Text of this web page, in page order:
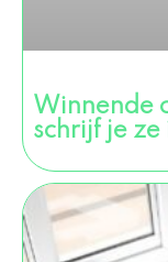
Winnende
schrijf je